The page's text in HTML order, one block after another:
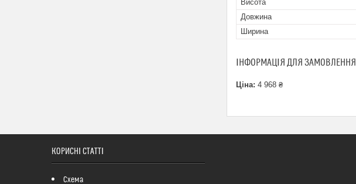
Висота
Довжина
Ширина
ІНФОРМАЦІЯ ДЛЯ ЗАМОВЛЕННЯ
Ціна: 4 968 ₴
КОРИСНІ СТАТТІ
Схема